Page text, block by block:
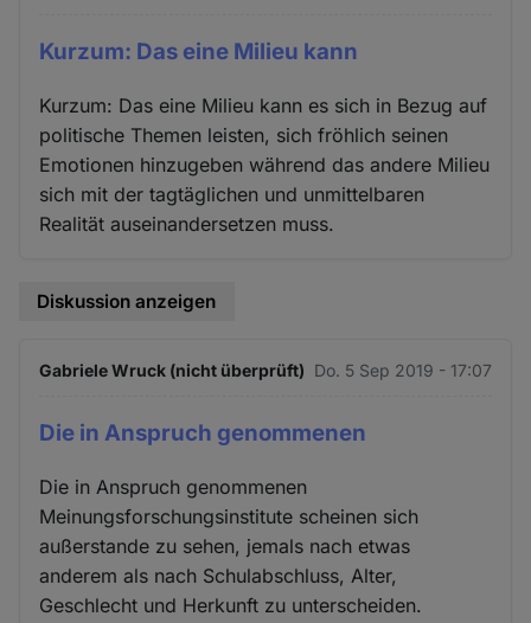
Kurzum: Das eine Milieu kann
Kurzum: Das eine Milieu kann es sich in Bezug auf
politische Themen leisten, sich fröhlich seinen
Emotionen hinzugeben während das andere Milieu
sich mit der tagtäglichen und unmittelbaren
Realität auseinandersetzen muss.
Diskussion anzeigen
Gabriele Wruck (nicht überprüft) Do. 5 Sep 2019 - 17:07
Die in Anspruch genommenen
Die in Anspruch genommenen
Meinungsforschungsinstitute scheinen sich
außerstande zu sehen, jemals nach etwas
anderem als nach Schulabschluss, Alter,
Geschlecht und Herkunft zu unterscheiden.